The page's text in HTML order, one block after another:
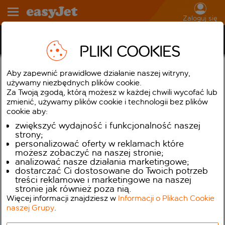
Zaloguj się
Nasza Polityka Prywatności
Nasza Polityka Prywatności> Kto jest odpowiedzialny
za Twoje Dane Osobowe?
Kto jest odpowiedzialny za Twoje
Dane Osobowe?
Dla uproszczenia treści wszelkie
sformułowania w pierwszej osobie
liczby mnogiej („my”, „nas” itp.) oraz
określenia „easyJet” lub „spółki
grupy” odnoszą się do dowolnego
lub wszystkich następujących
podmiotów:
easyJet Airline Company
PLIKI COOKIES
Aby zapewnić prawidłowe działanie naszej witryny,
używamy niezbędnych plików cookie.
Za Twoją zgodą, którą możesz w każdej chwili wycofać lub
zmienić, używamy plików cookie i technologii bez plików
cookie aby:
zwiększyć wydajność i funkcjonalność naszej
strony;
personalizować oferty w reklamach które
możesz zobaczyć na naszej stronie;
analizować nasze działania marketingowe;
dostarczać Ci dostosowane do Twoich potrzeb
treści reklamowe i marketingowe na naszej
stronie jak również poza nią.
Więcej informacji znajdziesz w Informacji o Plikach Cookie
naszej Grupy.